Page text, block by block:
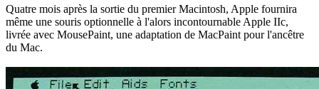
Quatre mois après la sortie du premier Macintosh, Apple fournira
même une souris optionnelle à l'alors incontournable Apple IIc,
livrée avec MousePaint, une adaptation de MacPaint pour l'ancêtre
du Mac.